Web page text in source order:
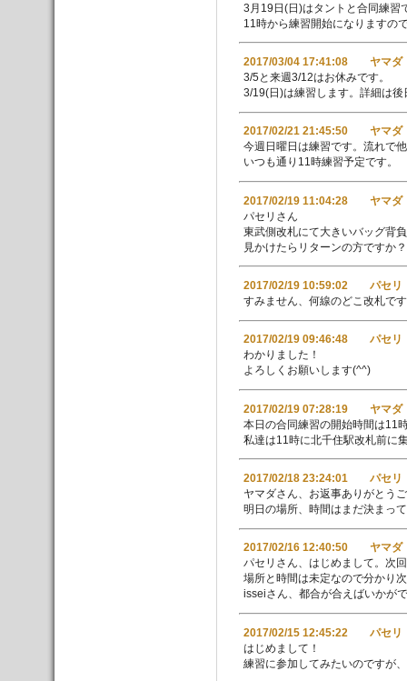
3月19日(日)はタントと合同練習
11時から練習開始になりますの
2017/03/04 17:41:08 ヤマダ
3/5と来週3/12はお休みです。
3/19(日)は練習します。詳細は
2017/02/21 21:45:50 ヤマダ
今週日曜日は練習です。流れで
いつも通り11時練習予定です。
2017/02/19 11:04:28 ヤマダ
パセリさん
東武側改札にて大きいバッグ背
見かけたらリターンの方ですか
2017/02/19 10:59:02 パセリ
すみません、何線のどこ改札で
2017/02/19 09:46:48 パセリ
わかりました！
よろしくお願いします(^^)
2017/02/19 07:28:19 ヤマダ
本日の合同練習の開始時間は11
私達は11時に北千住駅改札前に
2017/02/18 23:24:01 パセリ
ヤマダさん、お返事ありがとう
明日の場所、時間はまだ決まっ
2017/02/16 12:40:50 ヤマダ
パセリさん、はじめまして。次
場所と時間は未定なので分かり
isseiさん、都合が合えばいかが
2017/02/15 12:45:22 パセリ
はじめまして！
練習に参加してみたいのですが